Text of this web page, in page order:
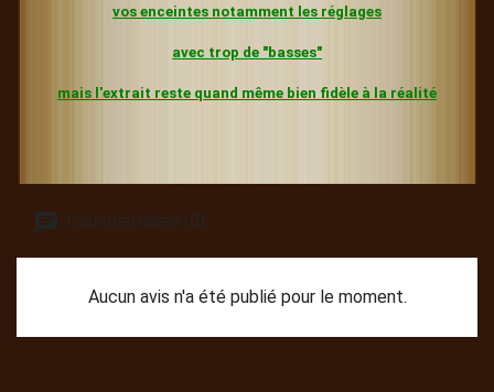
vos enceintes notamment les réglages
avec trop de "basses"
mais l'extrait reste quand même bien fidèle à la réalité
Commentaires (0)
Aucun avis n'a été publié pour le moment.